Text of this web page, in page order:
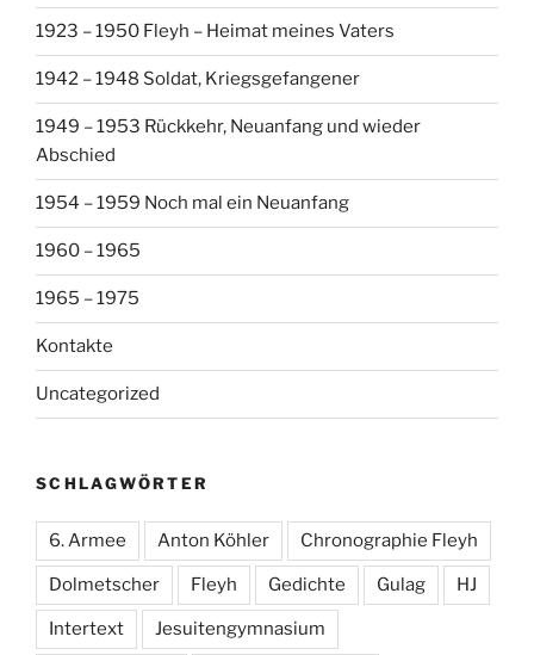
1923 – 1950 Fleyh – Heimat meines Vaters
1942 – 1948 Soldat, Kriegsgefangener
1949 – 1953 Rückkehr, Neuanfang und wieder
Abschied
1954 – 1959 Noch mal ein Neuanfang
1960 – 1965
1965 – 1975
Kontakte
Uncategorized
SCHLAGWÖRTER
6. Armee Anton Köhler Chronographie Fleyh
Dolmetscher Fleyh Gedichte Gulag HJ
Intertext Jesuitengymnasium